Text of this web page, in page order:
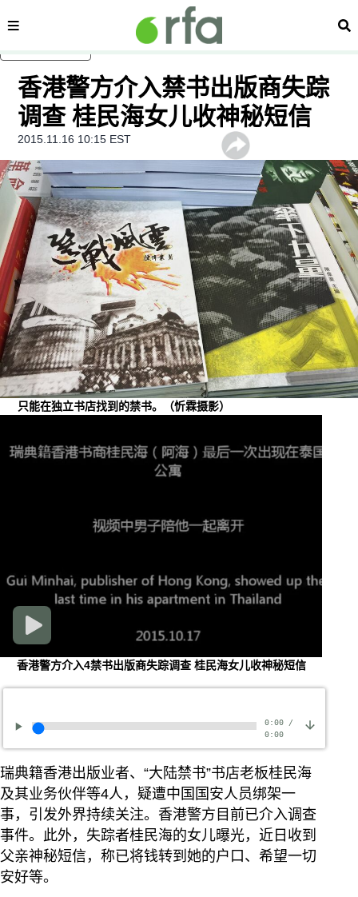
内容分类 搜
香港警方介入禁书出版商失踪
调查 桂民海女儿收神秘短信
2015.11.16 10:15 EST
只能在独立书店找到的禁书。（忻霖摄影）
香港警方介入4禁书出版商失踪调查 桂民海女儿收神秘短信
0:00/
0:00
瑞典籍香港出版业者、“大陆禁书”书店老板桂民海
及其业务伙伴等4人，疑遭中国国安人员绑架一
事，引发外界持续关注。香港警方目前已介入调查
事件。此外，失踪者桂民海的女儿曝光，近日收到
父亲神秘短信，称已将钱转到她的户口、希望一切
安好等。